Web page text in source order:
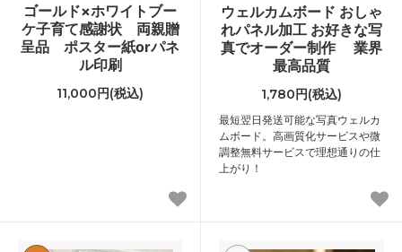
ゴールド×ホワイトブー
ケ子育て感謝状 両親贈
呈品 ポスター紙orパネ
ル印刷
11,000円(税込)
ウェルカムボード おしゃ
れパネル加工 お好きな写
真でオーダー制作 業界
最高品質
1,780円(税込)
最短翌日発送可能な写真ウェルカ
ムボード。高画質化サービスや微
調整無料サービスで理想通りの仕
上がり！